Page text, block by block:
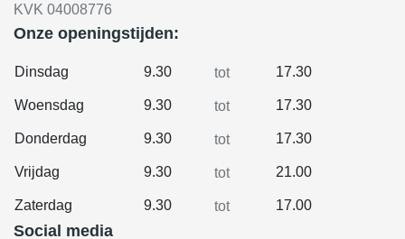
KVK 04008776
Onze openingstijden:
Dinsdag 9.30 tot 17.30
Woensdag 9.30 tot 17.30
Donderdag 9.30 tot 17.30
Vrijdag 9.30 tot 21.00
Zaterdag 9.30 tot 17.00
Social media